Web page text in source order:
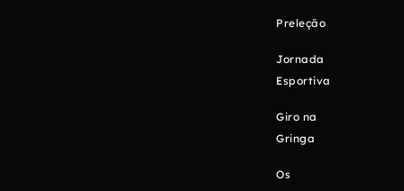
Preleção
Jornada
Esportiva
Giro na
Gringa
Os